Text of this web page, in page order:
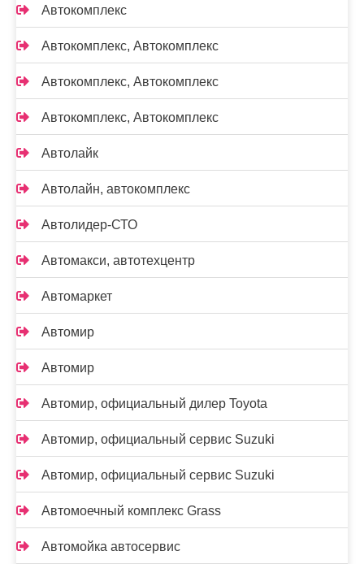
Автокомплекс
Автокомплекс, Автокомплекс
Автокомплекс, Автокомплекс
Автокомплекс, Автокомплекс
Автолайк
Автолайн, автокомплекс
Автолидер-СТО
Автомакси, автотехцентр
Автомаркет
Автомир
Автомир
Автомир, официальный дилер Toyota
Автомир, официальный сервис Suzuki
Автомир, официальный сервис Suzuki
Автомоечный комплекс Grass
Автомойка автосервис